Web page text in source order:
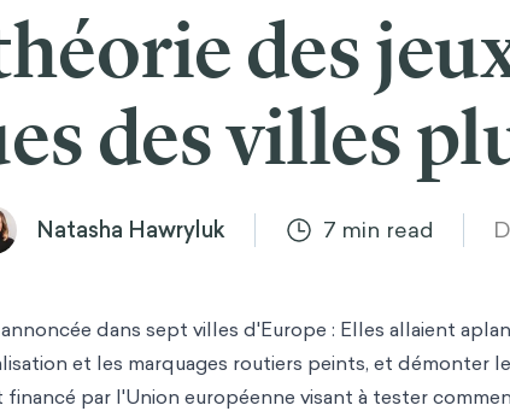
des
des villes
Natasha Hawryluk 7 min read
dans sept villes d'Europe : Elles allaient
et les marquages routiers peints, et démonter
par l'Union européenne visant à tester